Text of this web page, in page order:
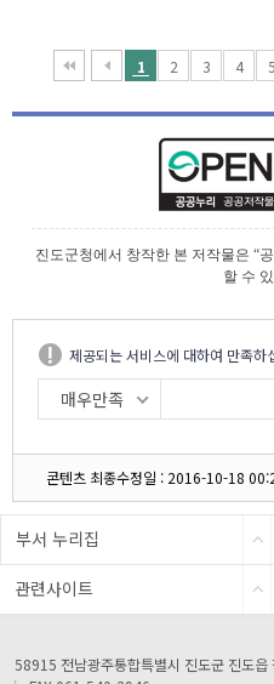
1 2 3 4 5
진도군청에서 창작한 본 저작물은 “
할 수
제공되는 서비스에 대하여 만족하
매우만족
콘텐츠 최종수정일 : 2016-10-18
부서 누리집
관련사이트
58915 전남광주통합특별시 진도군 진도읍